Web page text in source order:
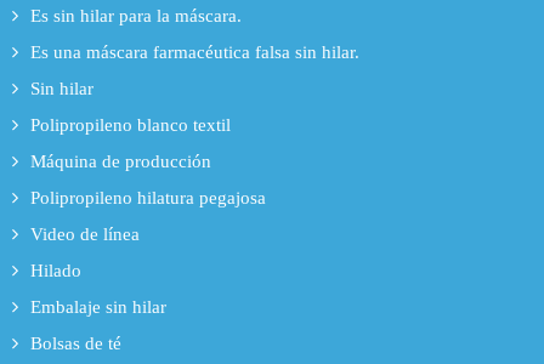
Es sin hilar para la máscara.
Es una máscara farmacéutica falsa sin hilar.
Sin hilar
Polipropileno blanco textil
Máquina de producción
Polipropileno hilatura pegajosa
Video de línea
Hilado
Embalaje sin hilar
Bolsas de té